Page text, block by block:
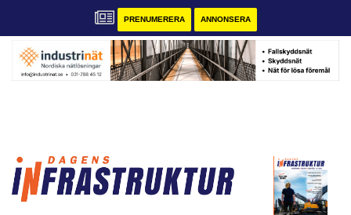
PRENUMERERA ANNONSERA